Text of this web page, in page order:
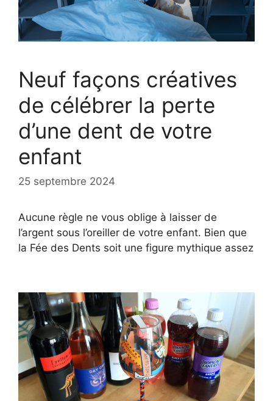
Neuf façons créatives
de célébrer la perte
d’une dent de votre
enfant
25 septembre 2024
Aucune règle ne vous oblige à laisser de
l’argent sous l’oreiller de votre enfant. Bien que
la Fée des Dents soit une figure mythique assez